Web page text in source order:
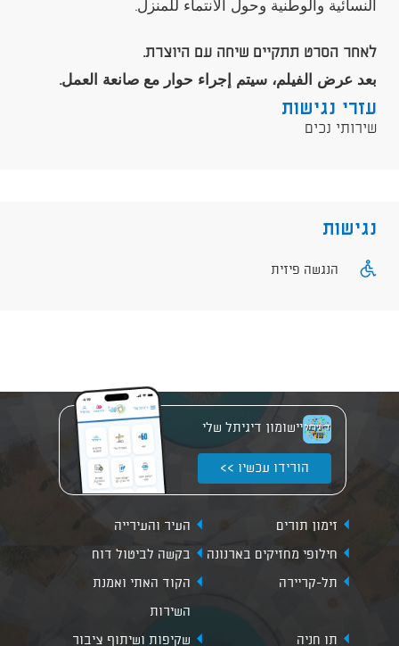
النسائية والوطنية وحول الانتماء للمنزل.
לאחר הסרט תתקיים שיחה עם היוצרת.
بعد عرض الفيلم، سيتم إجراء حوار مع صانعة العمل.
עזרי נגישות
שירותי נכים
נגישות
הנגשה פיזית
יישומון דיגיתל שלי
הורידו עכשיו >>
זימון תורים
העיר והעירייה
חילופי מחזיקים בארנונה
בקשה לביטול דוח
תל-קריירה
הקוד האתי ואמנת
השירות
תו חניה
שקיפות ושיתוף ציבור